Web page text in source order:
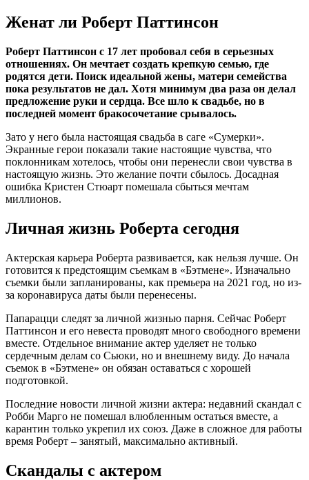
Женат ли Роберт Паттинсон
Роберт Паттинсон с 17 лет пробовал себя в серьезных
отношениях. Он мечтает создать крепкую семью, где
родятся дети. Поиск идеальной жены, матери семейства
пока результатов не дал. Хотя минимум два раза он делал
предложение руки и сердца. Все шло к свадьбе, но в
последней момент бракосочетание срывалось.
Зато у него была настоящая свадьба в саге «Сумерки».
Экранные герои показали такие настоящие чувства, что
поклонникам хотелось, чтобы они перенесли свои чувства в
настоящую жизнь. Это желание почти сбылось. Досадная
ошибка Кристен Стюарт помешала сбыться мечтам
миллионов.
Личная жизнь Роберта сегодня
Актерская карьера Роберта развивается, как нельзя лучше. Он
готовится к предстоящим съемкам в «Бэтмене». Изначально
съемки были запланированы, как премьера на 2021 год, но из-
за коронавируса даты были перенесены.
Папарацци следят за личной жизнью парня. Сейчас Роберт
Паттинсон и его невеста проводят много свободного времени
вместе. Отдельное внимание актер уделяет не только
сердечным делам со Сьюки, но и внешнему виду. До начала
съемок в «Бэтмене» он обязан оставаться с хорошей
подготовкой.
Последние новости личной жизни актера: недавний скандал с
Робби Марго не помешал влюбленным остаться вместе, а
карантин только укрепил их союз. Даже в сложное для работы
время Роберт – занятый, максимально активный.
Скандалы с актером